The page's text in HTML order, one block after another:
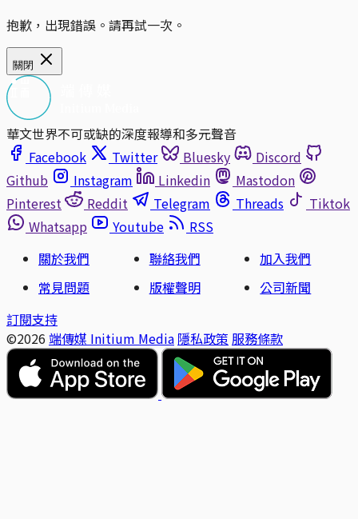
抱歉，出現錯誤。請再試一次。
關閉
華文世界不可或缺的深度報導和多元聲音
Facebook
Twitter Bluesky
Discord
Github
Instagram Linkedin
Mastodon
Pinterest
Reddit Telegram Threads
Tiktok
Whatsapp
Youtube
RSS
關於我們
聯絡我們
加入我們
常見問題
版權聲明
公司新聞
訂閱支持
©2026 端傳媒 Initium Media 隱私政策 服務條款